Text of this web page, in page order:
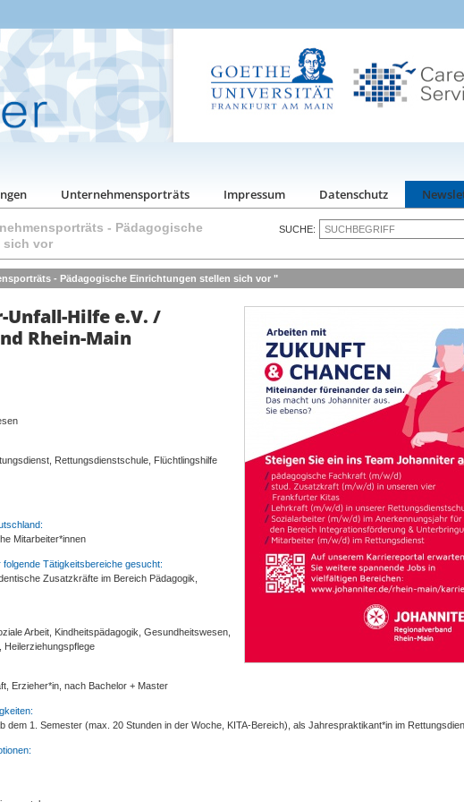
Unternehmensporträts Impressum Datenschutz
SUCHE:
- Pädagogische
sich vor
- Pädagogische Einrichtungen stellen sich vor "
Unfall-Hilfe e.V. /
Rhein-Main
Rettungsdienstschule, Flüchtlingshilfe
Mitarbeiter*innen
Tätigkeitsbereiche gesucht:
Zusatzkräfte im Bereich Pädagogik,
Arbeit, Kindheitspädagogik, Gesundheitswesen,
Heilerziehungspflege
Erzieher*in, nach Bachelor + Master
dem 1. Semester (max. 20 Stunden in der Woche, KITA-Bereich), als Jahrespraktikant*in im